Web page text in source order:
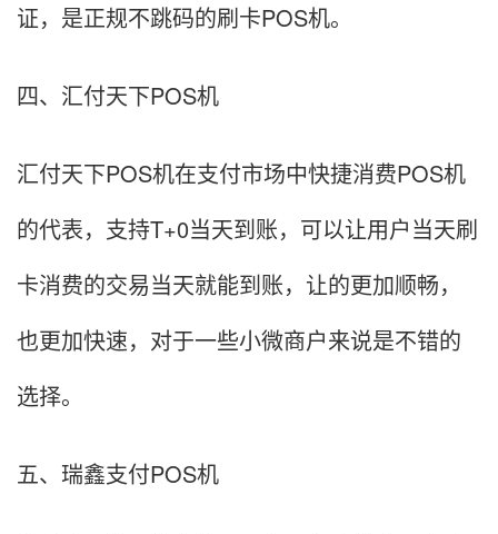
证，是正规不跳码的刷卡POS机。
四、汇付天下POS机
汇付天下POS机在支付市场中快捷消费POS机
的代表，支持T+0当天到账，可以让用户当天刷
卡消费的交易当天就能到账，让的更加顺畅，
也更加快速，对于一些小微商户来说是不错的
选择。
五、瑞鑫支付POS机